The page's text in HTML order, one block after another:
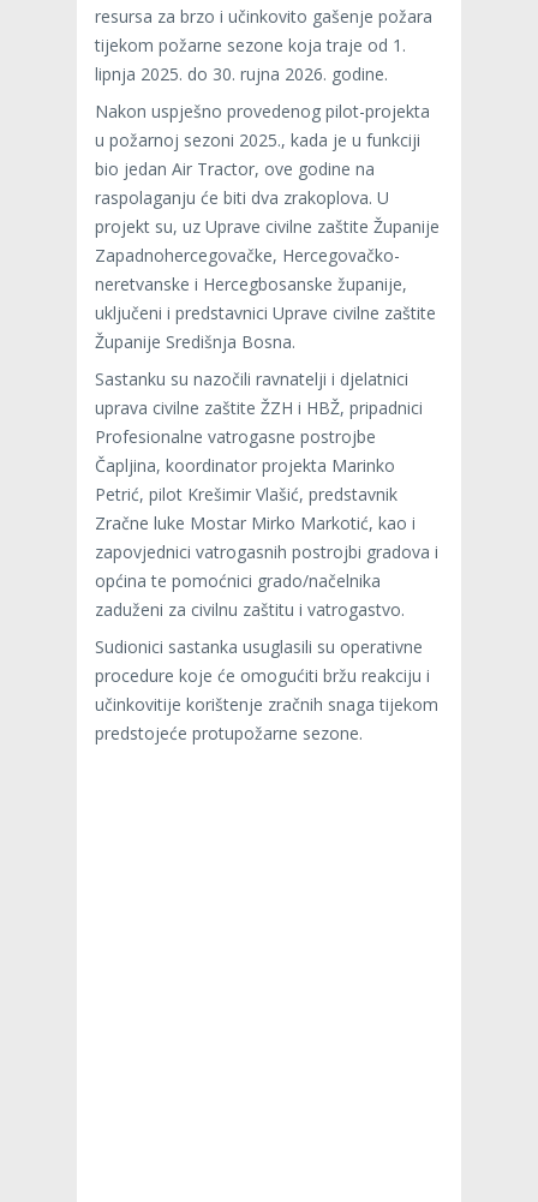
resursa za brzo i učinkovito gašenje požara
tijekom požarne sezone koja traje od 1.
lipnja 2025. do 30. rujna 2026. godine.
Nakon uspješno provedenog pilot-projekta
u požarnoj sezoni 2025., kada je u funkciji
bio jedan Air Tractor, ove godine na
raspolaganju će biti dva zrakoplova. U
projekt su, uz Uprave civilne zaštite Županije
Zapadnohercegovačke, Hercegovačko-
neretvanske i Hercegbosanske županije,
uključeni i predstavnici Uprave civilne zaštite
Županije Središnja Bosna.
Sastanku su nazočili ravnatelji i djelatnici
uprava civilne zaštite ŽZH i HBŽ, pripadnici
Profesionalne vatrogasne postrojbe
Čapljina, koordinator projekta Marinko
Petrić, pilot Krešimir Vlašić, predstavnik
Zračne luke Mostar Mirko Markotić, kao i
zapovjednici vatrogasnih postrojbi gradova i
općina te pomoćnici grado/načelnika
zaduženi za civilnu zaštitu i vatrogastvo.
Sudionici sastanka usuglasili su operativne
procedure koje će omogućiti bržu reakciju i
učinkovitije korištenje zračnih snaga tijekom
predstojeće protupožarne sezone.